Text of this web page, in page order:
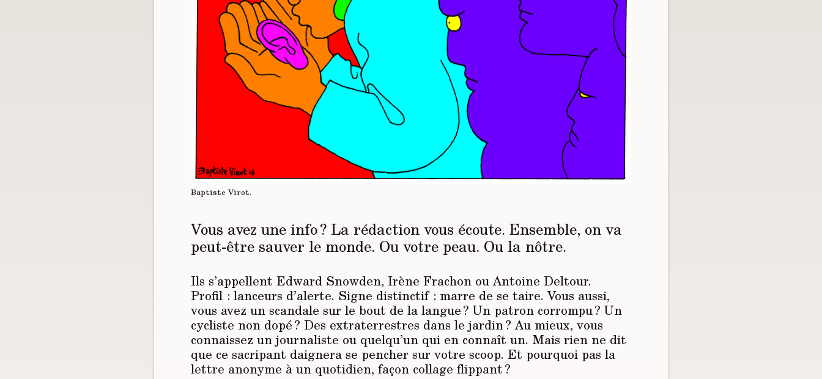
Baptiste Virot.
Vous avez une info ? La rédaction vous écoute. Ensemble, on va
peut-être sauver le monde. Ou votre peau. Ou la nôtre.
Ils s’appellent Edward Snowden, Irène Frachon ou Antoine Deltour.
Profil : lanceurs d’aler­te. Signe distinctif : marre de se taire. Vous aussi,
vous avez un scandale sur le bout de la langue ? Un patron corrompu ? Un
cycliste non dopé ? Des extraterrestres dans le jardin ? Au mieux, vous
connaissez un journaliste ou quelqu’un qui en connaît un. Mais rien ne dit
que ce sacripant daignera se pencher sur votre scoop. Et pourquoi pas la
lettre anonyme à un quotidien, façon collage flippant ?